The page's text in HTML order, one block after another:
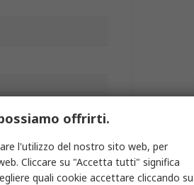
offrirti.
l'utilizzo del nostro sito web, per
Cliccare su "Accetta tutti" significa
quali cookie accettare cliccando su